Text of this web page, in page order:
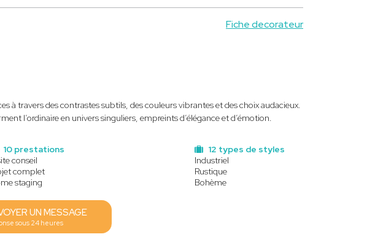
Fiche decorateur
à travers des contrastes subtils, des couleurs vibrantes et des choix audacieux.
l’ordinaire en univers singuliers, empreints d’élégance et d’émotion.
12 types de styles
Industriel
Rustique
Bohème
10 prestations
conseil
complet
staging
UN MESSAGE
sous 24 heures